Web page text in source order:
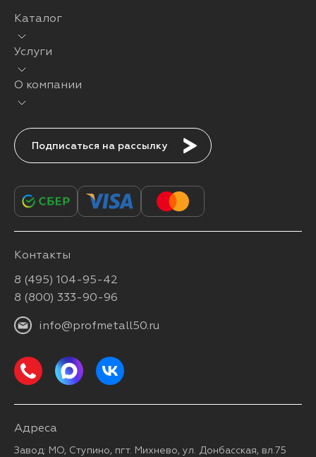
Каталог
Услуги
О компании
Подписаться
Контакты
8 (495) 104-95-42
8 (800) 333-90-96
info@profmetall50.ru
Адреса
Завод: МО, Ступино, пгт. Михнево, ул. Донбасская, вл.75